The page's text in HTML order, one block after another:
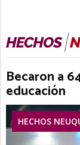
Becaron a
educación
HECHOS